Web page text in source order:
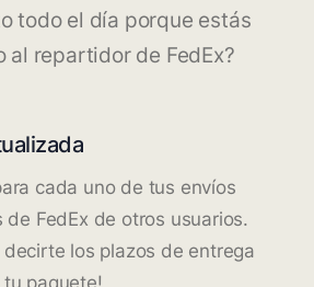
todo el día porque estás
al repartidor de FedEx?
cada uno de tus envíos
de FedEx de otros usuarios.
decirte los plazos de entrega
paquete!